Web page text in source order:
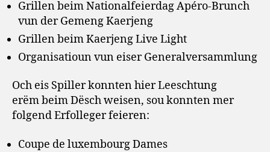
Grillen beim Nationalfeierdag Apéro-Brunch
vun der Gemeng Kaerjeng
Grillen beim Kaerjeng Live Light
Organisatioun vun eiser Generalversammlung
Och eis Spiller konnten hier Leeschtung
erëm beim Dësch weisen, sou konnten mer
folgend Erfolleger feieren:
Coupe de luxembourg Dames